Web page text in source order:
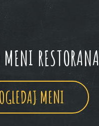
RESTORANA
MENI